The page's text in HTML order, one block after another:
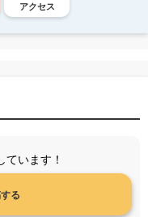
アクセス
います！
る